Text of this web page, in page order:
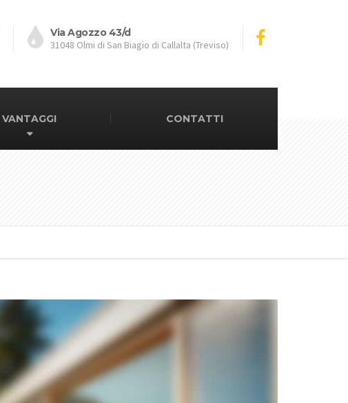
Via Agozzo 43/d
31048 Olmi di San Biagio di Callalta (Treviso)
VANTAGGI CONTATTI